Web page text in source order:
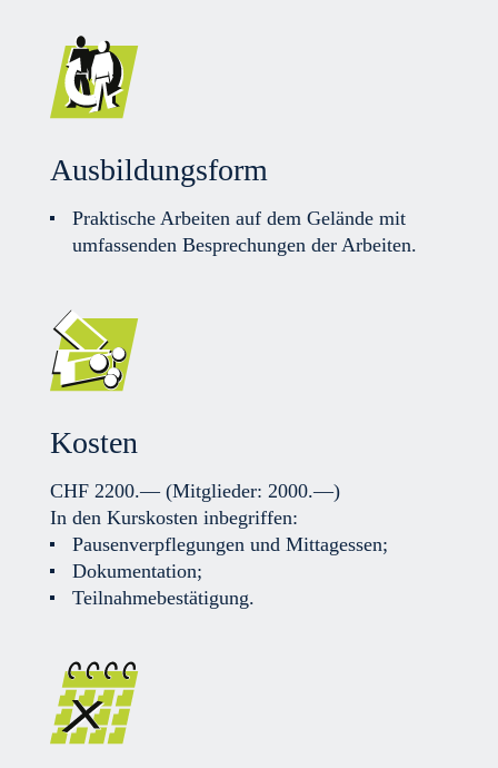
Ausbildungsform
Praktische Arbeiten auf dem Gelände mit
umfassenden Besprechungen der Arbeiten.
Kosten
CHF 2200.—(Mitglieder: 2000.—)
In den Kurskosten inbegriffen:
Pausenverpflegungen und Mittagessen;
Dokumentation;
Teilnahmebestätigung.